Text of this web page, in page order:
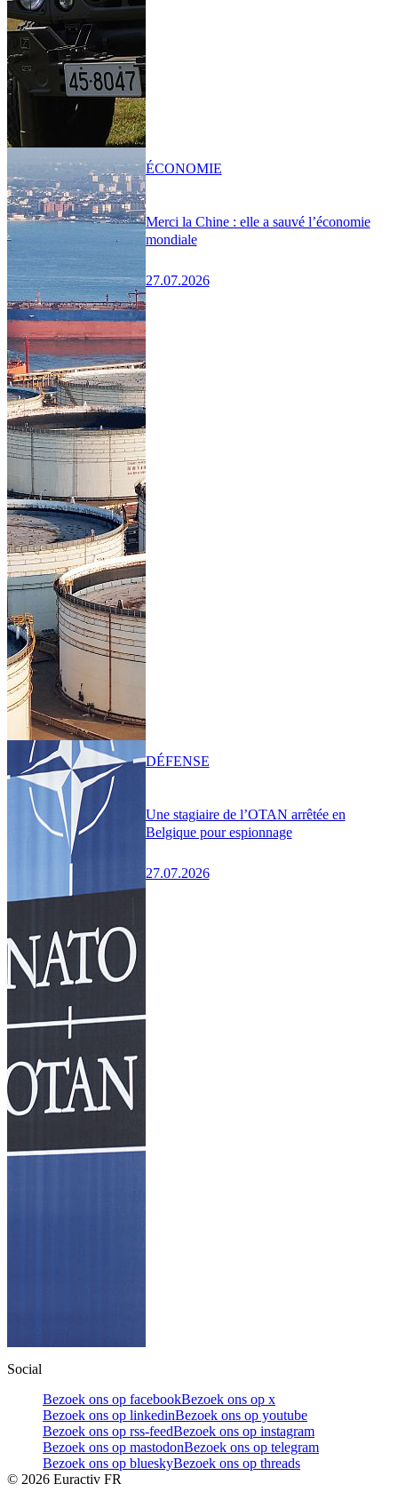
Merci la Chine : elle a sauvé l’économie
mondiale
27.07.2026
ÉCONOMIE
Une stagiaire de l’OTAN arrêtée en
Belgique pour espionnage
27.07.2026
DÉFENSE
Social
Bezoek ons op facebookBezoek ons op x
Bezoek ons op linkedinBezoek ons op youtube
Bezoek ons op rss-feedBezoek ons op instagram
Bezoek ons op mastodonBezoek ons op telegram
Bezoek ons op blueskyBezoek ons op threads
© 2026 Euractiv FR